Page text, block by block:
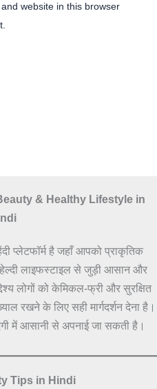
website in this browser
& Healthy Lifestyle in
प्लेटफॉर्म है जहाँ आपको प्राकृतिक
लाइफस्टाइल से जुड़ी आसान और
लोगों को केमिकल-फ्री और सुरक्षित
रखने के लिए सही मार्गदर्शन देना है।
में आसानी से अपनाई जा सकती है।
Tips in Hindi